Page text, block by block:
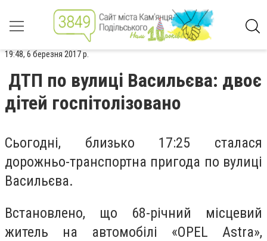
19:48, 6 березня 2017 р.
ДТП по вулиці Васильєва: двоє
дітей госпітолізовано
Сьогодні, близько 17:25 сталася
дорожньо-транспортна пригода по вулиці
Васильєва.
Встановлено, що 68-річний місцевий
житель на автомобілі «OPEL Astra»,